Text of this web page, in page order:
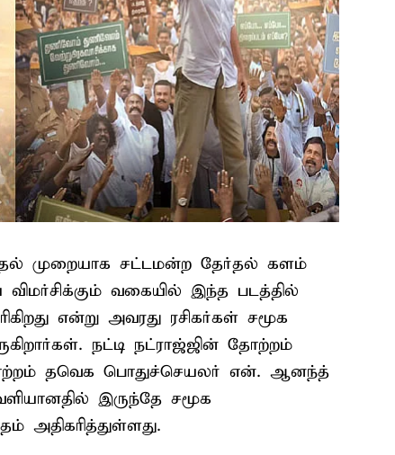
முறையாக சட்டமன்ற தேர்தல் களம்
வகையில் இந்த படத்தில்
என்று அவரது ரசிகர்கள் சமூக
நட்டி நட்ராஜ்ஜின் தோற்றம்
தவெக பொதுச்செயலர் என். ஆனந்த்
இருந்தே சமூக
அதிகரித்துள்ளது.